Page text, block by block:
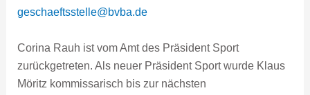
geschaeftsstelle@bvba.de
Corina Rauh ist vom Amt des Präsident Sport
zurückgetreten. Als neuer Präsident Sport wurde Klaus
Möritz kommissarisch bis zur nächsten